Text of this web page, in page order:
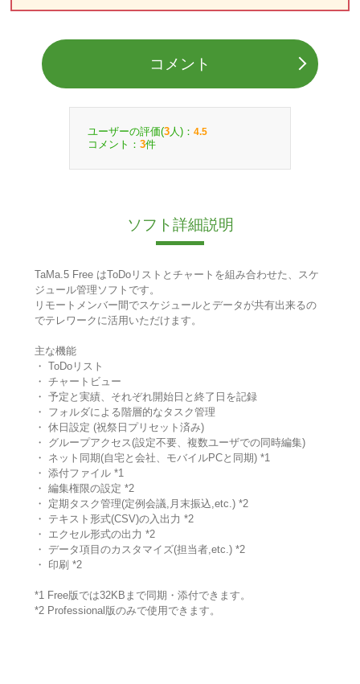
コメント
ユーザーの評価(3 人)： 4.5
コメント： 3件
ソフト詳細説明
TaMa.5 Free はToDoリストとチャートを組み合わせた、スケ
ジュール管理ソフトです。
リモートメンバー間でスケジュールとデータが共有出来るの
でテレワークに活用いただけます。
主な機能
・ ToDoリスト
・ チャートビュー
・ 予定と実績、それぞれ開始日と終了日を記録
・ フォルダによる階層的なタスク管理
・ 休日設定 (祝祭日プリセット済み)
・ グループアクセス(設定不要、複数ユーザでの同時編集)
・ ネット同期(自宅と会社、モバイルPCと同期) *1
・ 添付ファイル *1
・ 編集権限の設定 *2
・ 定期タスク管理(定例会議,月末振込,etc.) *2
・ テキスト形式(CSV)の入出力 *2
・ エクセル形式の出力 *2
・ データ項目のカスタマイズ(担当者,etc.) *2
・ 印刷 *2
*1 Free版では32KBまで同期・添付できます。
*2 Professional版のみで使用できます。